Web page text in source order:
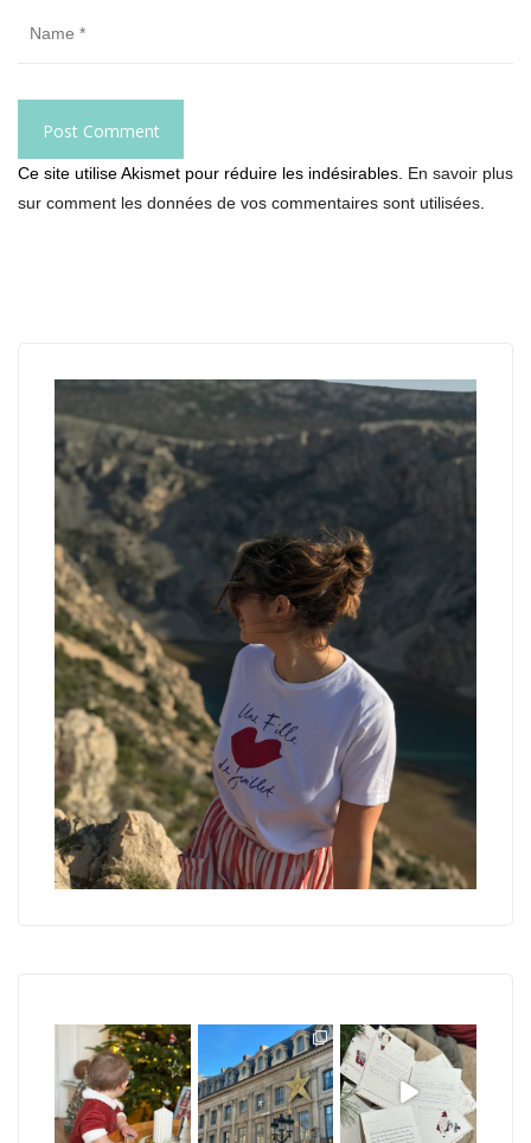
Ce site utilise Akismet pour réduire les indésirables. En savoir plus
sur comment les données de vos commentaires sont utilisées